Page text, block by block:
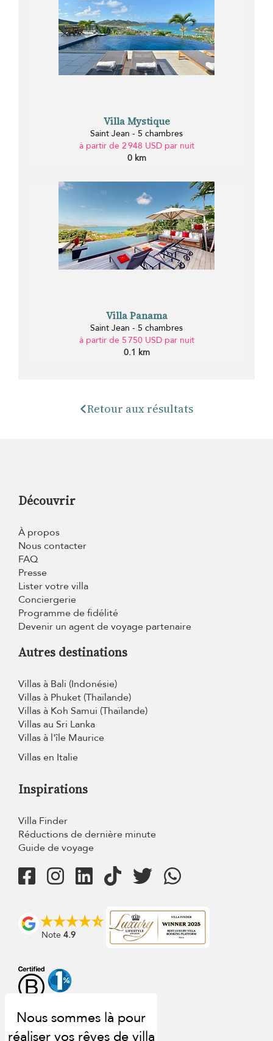
Villa Mystique
Saint Jean - 5 chambres
à partir de 2 948 USD par nuit
0 km
Villa Panama
Saint Jean - 5 chambres
à partir de 5 750 USD par nuit
0.1 km
Retour aux résultats
Découvrir
À propos
Nous contacter
FAQ
Presse
Lister votre villa
Conciergerie
Programme de fidélité
Devenir un agent de voyage partenaire
Autres destinations
Villas à Bali (Indonésie)
Villas à Phuket (Thaïlande)
Villas à Koh Samui (Thaïlande)
Villas au Sri Lanka
Villas à l'île Maurice
Villas en Italie
Inspirations
Villa Finder
Réductions de dernière minute
Guide de voyage
Note 4.9